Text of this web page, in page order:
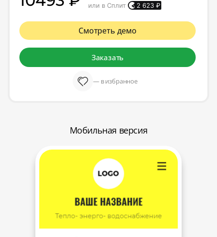
или в Сплит
2 623 ₽
Смотреть демо
Заказать
— в избранное
Мобильная версия